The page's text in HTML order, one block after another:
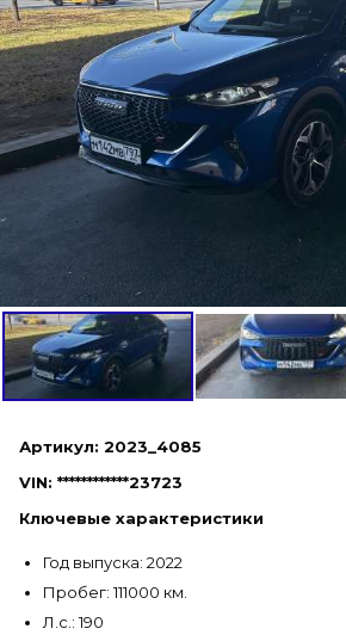
Артикул: 2023_4085
VIN: ************23723
Ключевые характеристики
Год выпуска: 2022
Пробег: 111000 км.
Л.с.: 190